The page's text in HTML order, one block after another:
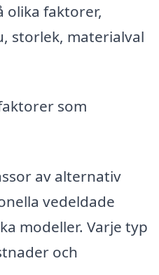
olika faktorer,
storlek, materialval
som
av alternativ
vedeldade
modeller. Varje typ
och